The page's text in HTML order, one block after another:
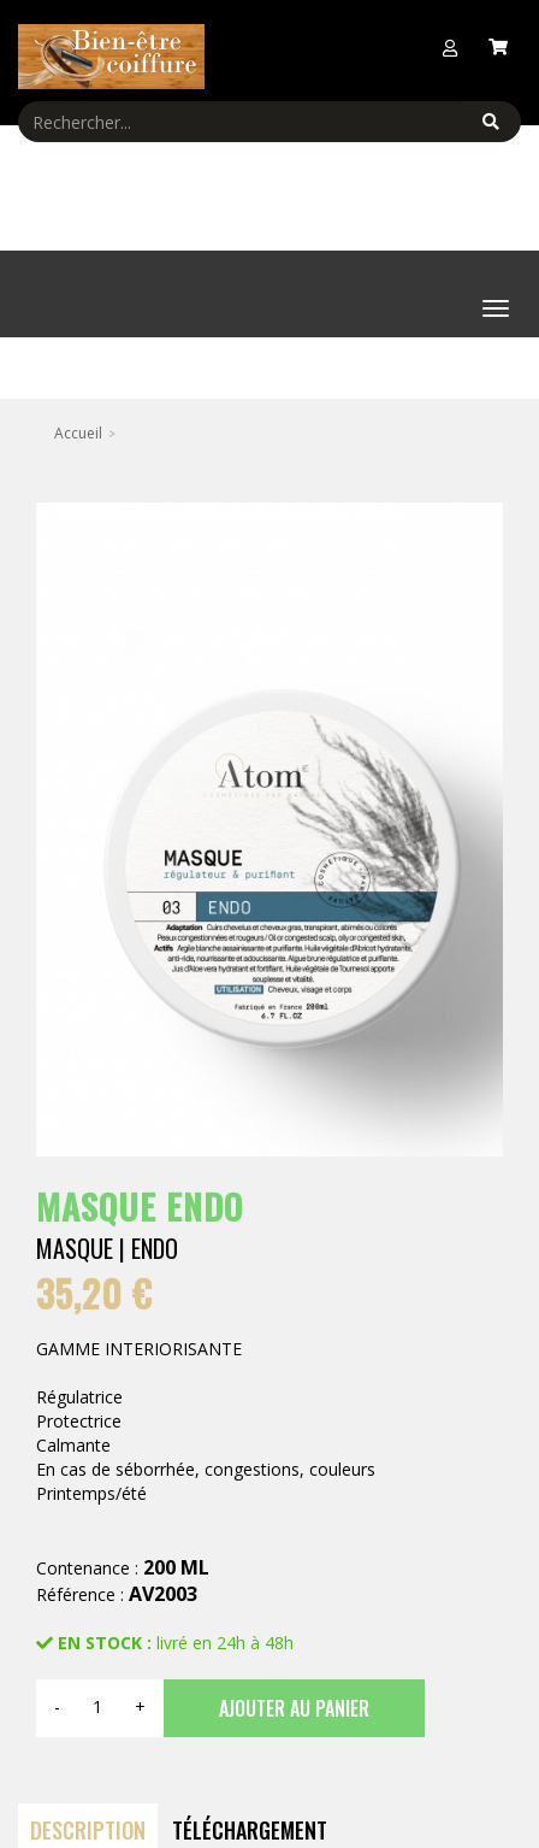
Menu
Accueil
MASQUE ENDO
MASQUE | ENDO
35,20 €
GAMME INTERIORISANTE
Régulatrice
Protectrice
Calmante
En cas de séborrhée, congestions, couleurs
Printemps/été
Contenance : 200 ML
Référence : AV2003
EN STOCK : livré en 24h à 48h
- + AJOUTER AU PANIER
DESCRIPTION TÉLÉCHARGEMENT